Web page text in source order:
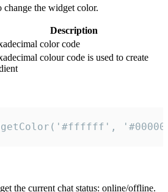
the widget color.
Description
color code
colour code is used to create
the current chat status: online/offline.